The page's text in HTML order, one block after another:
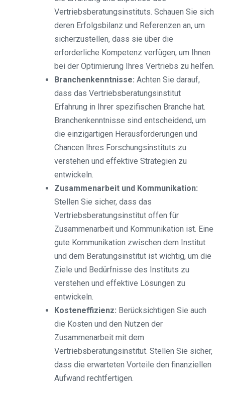
Vertriebsberatungsinstituts. Schauen Sie sich
deren Erfolgsbilanz und Referenzen an, um
sicherzustellen, dass sie über die
erforderliche Kompetenz verfügen, um Ihnen
bei der Optimierung Ihres Vertriebs zu helfen.
Branchenkenntnisse: Achten Sie darauf,
dass das Vertriebsberatungsinstitut
Erfahrung in Ihrer spezifischen Branche hat.
Branchenkenntnisse sind entscheidend, um
die einzigartigen Herausforderungen und
Chancen Ihres Forschungsinstituts zu
verstehen und effektive Strategien zu
entwickeln.
Zusammenarbeit und Kommunikation:
Stellen Sie sicher, dass das
Vertriebsberatungsinstitut offen für
Zusammenarbeit und Kommunikation ist. Eine
gute Kommunikation zwischen dem Institut
und dem Beratungsinstitut ist wichtig, um die
Ziele und Bedürfnisse des Instituts zu
verstehen und effektive Lösungen zu
entwickeln.
Kosteneffizienz: Berücksichtigen Sie auch
die Kosten und den Nutzen der
Zusammenarbeit mit dem
Vertriebsberatungsinstitut. Stellen Sie sicher,
dass die erwarteten Vorteile den finanziellen
Aufwand rechtfertigen.